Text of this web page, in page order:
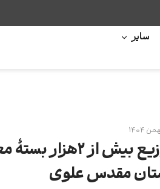
سایر
توزیع بیش از
مقدس علوی